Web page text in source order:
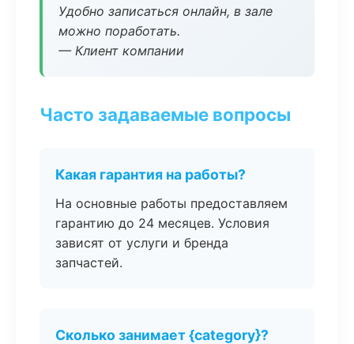
Удобно записаться онлайн, в зале
можно поработать.
— Клиент компании
Часто задаваемые вопросы
Какая гарантия на работы?
На основные работы предоставляем
гарантию до 24 месяцев. Условия
зависят от услуги и бренда
запчастей.
Сколько занимает {category}?